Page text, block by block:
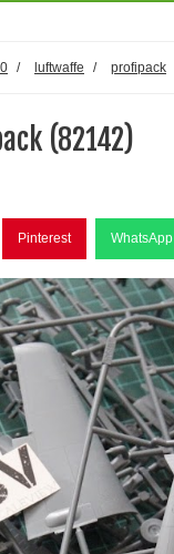
/ luftwaffe / profipack
(82142)
Pinterest WhatsApp